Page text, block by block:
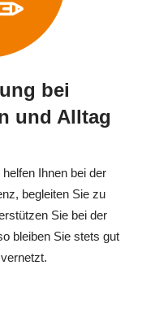
bei
und Alltag
Ihnen bei der
begleiten Sie zu
Sie bei der
bleiben Sie stets gut